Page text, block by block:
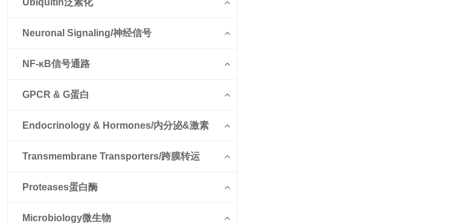
Ubiquitin泛素化
Neuronal Signaling/神经信号
NF-κB信号通路
GPCR & G蛋白
Endocrinology & Hormones/内分泌&激素
Transmembrane Transporters/跨膜转运
Proteases蛋白酶
Microbiology微生物